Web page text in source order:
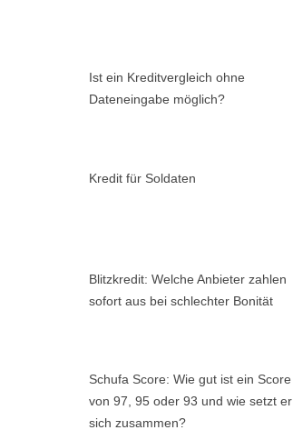
Ist ein Kreditvergleich ohne
Dateneingabe möglich?
Kredit für Soldaten
Blitzkredit: Welche Anbieter zahlen
sofort aus bei schlechter Bonität
Schufa Score: Wie gut ist ein Score
von 97, 95 oder 93 und wie setzt er
sich zusammen?